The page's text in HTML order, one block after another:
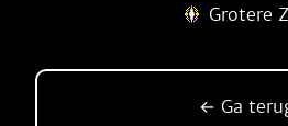
Grotere
← Ga